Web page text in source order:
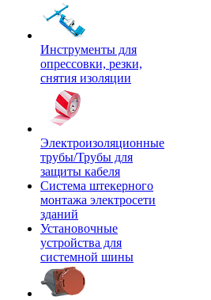
Инструменты для
опрессовки, резки,
снятия изоляции
Электроизоляционные
трубы/Трубы для
защиты кабеля
Система штекерного
монтажа электросети
зданий
Установочные
устройства для
системной шины